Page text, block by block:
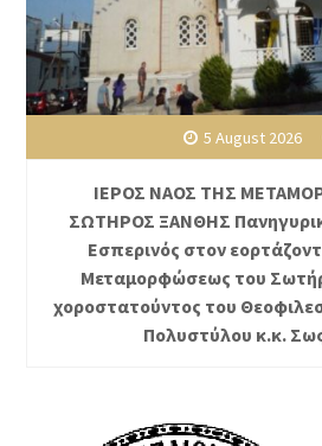
5 August 2026
ΙΕΡΟΣ ΝΑΟΣ ΤΗΣ
ΣΩΤΗΡΟΣ ΞΑΝΘΗΣ
Εσπερινός στον
Μεταμορφώσεως του
χοροστατούντος του
Πολυστύλου κ.κ.